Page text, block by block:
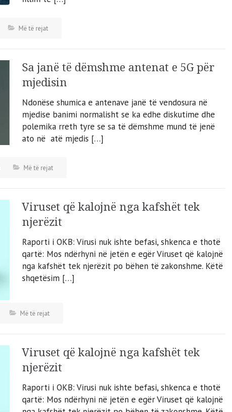
Më të rejat
Sa janë të dëmshme antenat e 5G për
mjedisin
Ndonëse shumica e antenave janë të vendosura në
mjedise banimi normalisht se ka edhe diskutime dhe
polemika rreth tyre se sa të dëmshme mund të jenë
ato në atë mjedis […]
Më të rejat
Viruset që kalojnë nga kafshët tek
njerëzit
Raporti i OKB: Virusi nuk ishte befasi, shkenca e thotë
qartë: Mos ndërhyni në jetën e egër Viruset që kalojnë
nga kafshët tek njerëzit po bëhen të zakonshme. Këtë
shqetësim […]
Më të rejat
Viruset që kalojnë nga kafshët tek
njerëzit
Raporti i OKB: Virusi nuk ishte befasi, shkenca e thotë
qartë: Mos ndërhyni në jetën e egër Viruset që kalojnë